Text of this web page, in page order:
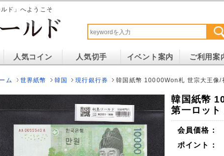
ド」へようこそ
人気コイン 人気切手 イベント案内 ご利用案
ム 世界紙幣 韓国 現行銀行券 韓国紙幣 10000Won札 世宗大王像
韓国紙幣
第一ロッ
会員価格：
ポイント：